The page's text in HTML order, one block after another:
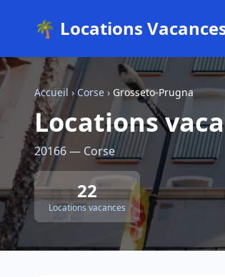
🌴 Locations
Accueil › Corse › Grosseto-Prugna
Locations
20166 — Corse
22
Locations vacances